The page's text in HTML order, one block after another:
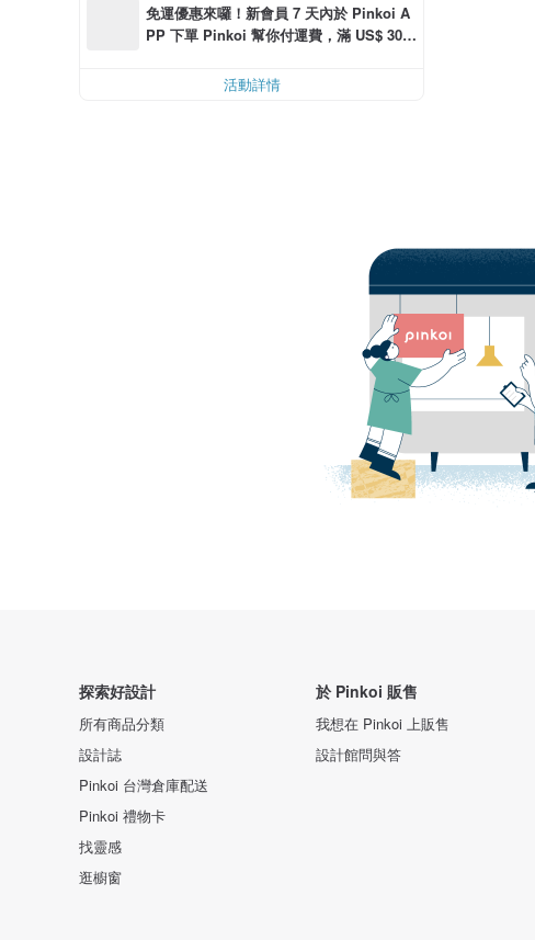
免運優惠來囉！新會員 7 天內於 Pinkoi A
PP 下單 Pinkoi 幫你付運費，滿 US$ 30.0
活動詳情
探索好設計
所有商品分類
設計誌
Pinkoi 台灣倉庫配送
Pinkoi 禮物卡
找靈感
逛櫥窗
於 Pinkoi 販售
我想在 Pinkoi 上販售
設計館問與答